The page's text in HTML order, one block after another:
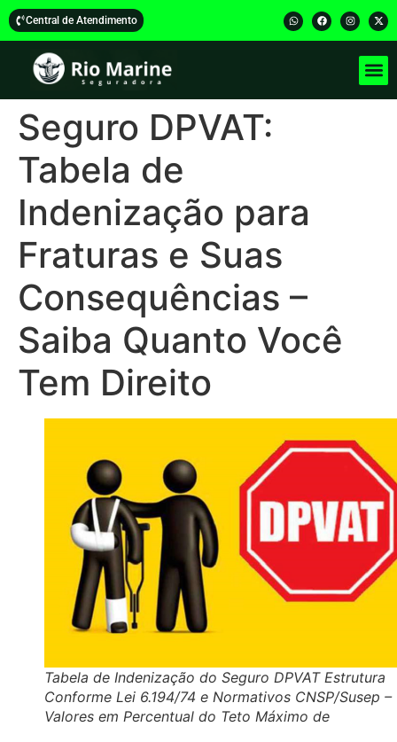
Central de Atendimento
Seguro DPVAT:
Tabela de
Indenização para
Fraturas e Suas
Consequências –
Saiba Quanto Você
Tem Direito
Tabela de Indenização do Seguro DPVAT Estrutura
Conforme Lei 6.194/74 e Normativos CNSP/Susep –
Valores em Percentual do Teto Máximo de